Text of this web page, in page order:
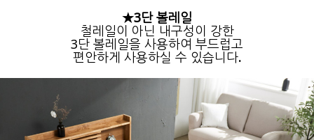
★3단 볼레일
철레일이 아닌 내구성이 강한
3단 볼레일을 사용하여 부드럽고
편안하게 사용하실 수 있습니다.